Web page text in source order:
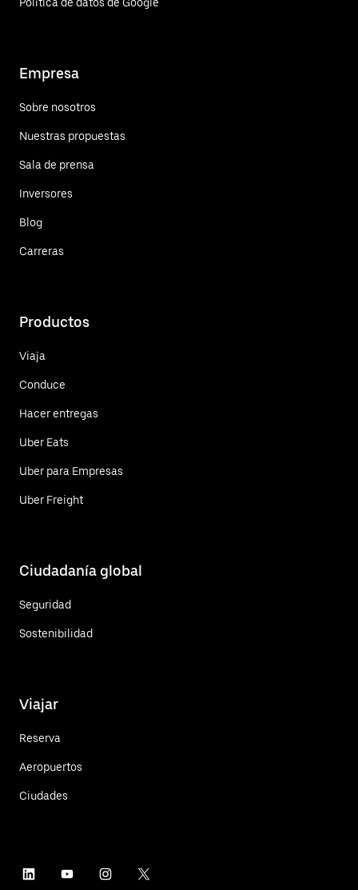
Empresa
Sobre nosotros
Nuestras propuestas
Sala de prensa
Inversores
Blog
Carreras
Productos
Viaja
Conduce
Hacer entregas
Uber Eats
Uber para Empresas
Uber Freight
Ciudadanía global
Seguridad
Sostenibilidad
Viajar
Reserva
Aeropuertos
Ciudades